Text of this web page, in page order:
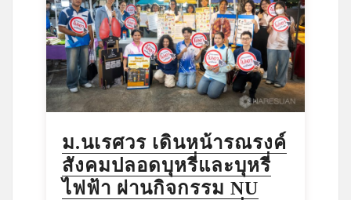
ม.นเรศวร เดินหน้ารณรงค์
สังคมปลอดบุหรี่และบุหรี่
ไฟฟ้า ผ่านกิจกรรม NU